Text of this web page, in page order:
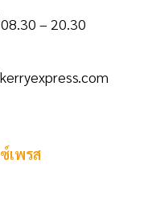
– 20.30
เพรส